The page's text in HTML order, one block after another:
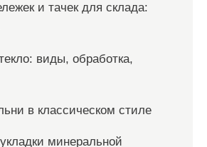
и тачек для склада:
виды, обработка,
в классическом стиле
минеральной